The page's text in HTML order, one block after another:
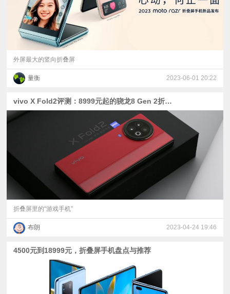
普
验
外屏最大的竖向折叠屏
量衡 2023-06-01 20:22
vivo X Fold2评测：8999元起的骁龙8 Gen 2折叠屏
折叠屏里的“游戏手机”
布朗 2023-04-24 19:46
4500元到18999元，折叠屏手机盘点与推荐